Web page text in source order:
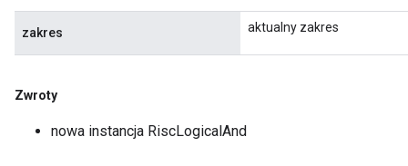
zakres aktualny zakres
Zwroty
nowa instancja RiscLogicalAnd